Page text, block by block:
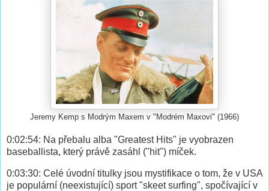
Jeremy Kemp s Modrým Maxem v "Modrém Maxovi" (1966)
0:02:54: Na přebalu alba "Greatest Hits" je vyobrazen
baseballista, který právě zasáhl ("hit") míček.
0:03:30: Celé úvodní titulky jsou mystifikace o tom, že v USA
je populární (neexistující) sport "skeet surfing", spočívající v